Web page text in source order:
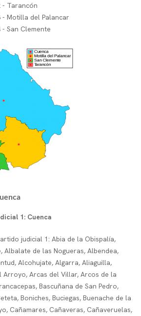
- Tarancón
- Motilla del Palancar
San Clemente
1: Cuenca
judicial 1: Abia de la Obispalía,
Albalate de las Nogueras, Albendea,
Alcohujate, Algarra, Aliaguilla,
Arcas del Villar, Arcos de la
Bascuñana de San Pedro,
Boniches, Buciegas, Buenache de la
Cañamares, Cañaveras, Cañaveruelas,